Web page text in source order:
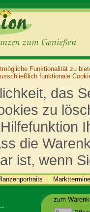
Funktionalität zu
funktionale
das
zu
die
ist, wenn
Markttermine
zum